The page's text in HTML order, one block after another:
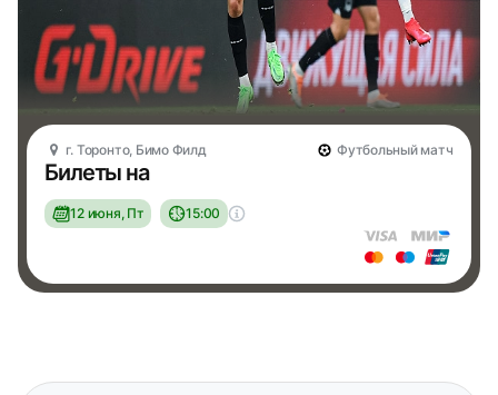
г. Торонто, Бимо Филд Футбольный матч
Билеты на
12 июня, Пт 15:00